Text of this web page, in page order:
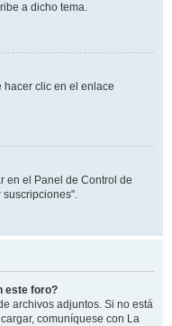
a dicho tema.
hacer clic en el enlace
en el Panel de Control de
suscripciones".
este foro?
archivos adjuntos. Si no está
comuníquese con La